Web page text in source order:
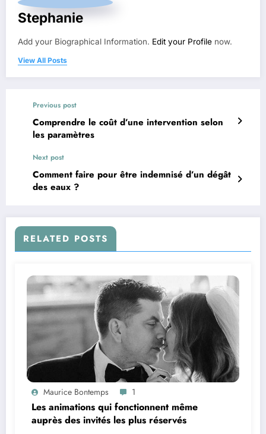
Stephanie
Add your Biographical Information. Edit your Profile now.
View All Posts
Previous post
Comprendre le coût d’une intervention selon
les paramètres
Next post
Comment faire pour être indemnisé d’un dégât
des eaux ?
RELATED POSTS
Maurice Bontemps 1
Les animations qui fonctionnent même
auprès des invités les plus réservés